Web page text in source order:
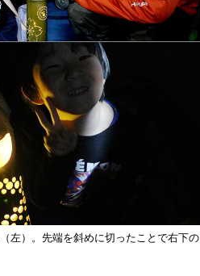
左）。先端を斜めに切ったことで右下の